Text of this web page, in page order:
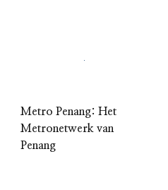
Metro Penang: Het
Metronetwerk van
Penang